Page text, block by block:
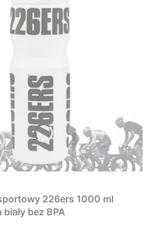
226ers 1000 ml
bez BPA